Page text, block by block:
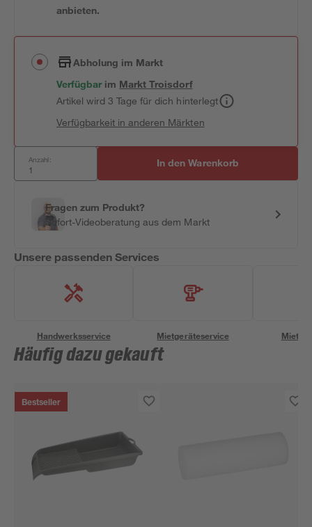
anbieten.
Abholung im Markt
Verfügbar im MarktTroisdorf
Artikel wird 3 Tage für dich hinterlegt
Verfügbarkeit in anderen Märkten
Anzahl: In den Warenkorb
Fragen zum Produkt?
Sofort-Videoberatung aus dem Markt
Unsere passenden Services
Handwerksservice Mietgeräteservice
Häufig dazu gekauft
Bestseller